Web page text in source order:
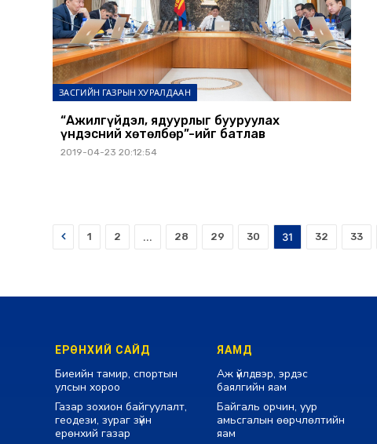
ЗАСГИЙН ГАЗРЫН ХУРАЛДААН
“Ажилгүйдэл, ядуурлыг бууруулах
үндэсний хөтөлбөр”-ийг батлав
2019-04-23 20:12:54
Prev 1 2 ... 28 29 30 31 32 33
ЕРӨНХИЙ САЙД
Биеийн тамир, спортын
улсын хороо
Газар зохион байгуулалт,
геодези, зураг зүйн
ерөнхий газар
ЯАМД
Аж үйлдвэр, эрдэс
баялгийн яам
Байгаль орчин, уур
амьсгалын өөрчлөлтийн
яам